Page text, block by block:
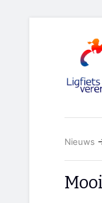
Nieuws